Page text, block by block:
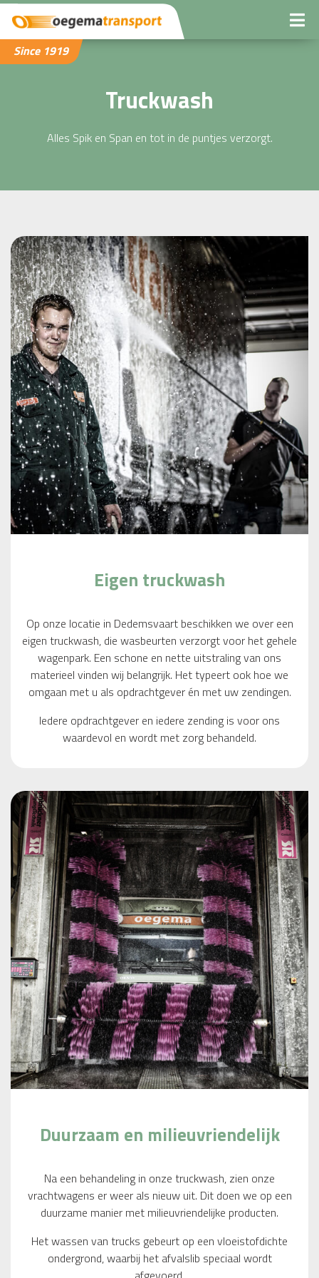
Since 1919
Truckwash
Alles Spik en Span en tot in de puntjes verzorgt.
Eigen truckwash
Op onze locatie in Dedemsvaart beschikken we over een
eigen truckwash, die wasbeurten verzorgt voor het gehele
wagenpark. Een schone en nette uitstraling van ons
materieel vinden wij belangrijk. Het typeert ook hoe we
omgaan met u als opdrachtgever én met uw zendingen.
Iedere opdrachtgever en iedere zending is voor ons
waardevol en wordt met zorg behandeld.
Duurzaam en milieuvriendelijk
Na een behandeling in onze truckwash, zien onze
vrachtwagens er weer als nieuw uit. Dit doen we op een
duurzame manier met milieuvriendelijke producten.
Het wassen van trucks gebeurt op een vloeistofdichte
ondergrond, waarbij het afvalslib speciaal wordt